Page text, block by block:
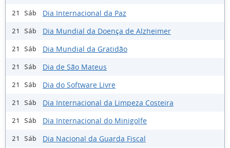
21 Sáb Dia Internacional da Paz
21 Sáb Dia Mundial da Doença de Alzheimer
21 Sáb Dia Mundial da Gratidão
21 Sáb Dia de São Mateus
21 Sáb Dia do Software Livre
21 Sáb Dia Internacional da Limpeza Costeira
21 Sáb Dia Internacional do Minigolfe
21 Sáb Dia Nacional da Guarda Fiscal